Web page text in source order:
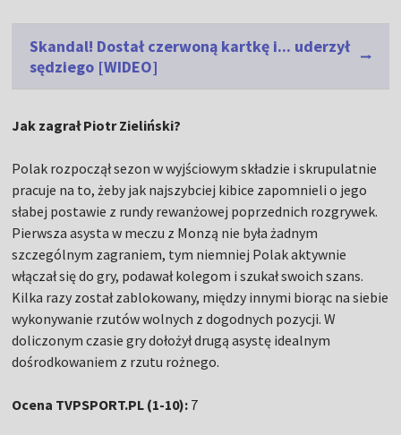
Skandal! Dostał czerwoną kartkę i... uderzył
sędziego [WIDEO]
Jak zagrał Piotr Zieliński?
Polak rozpoczął sezon w wyjściowym składzie i skrupulatnie
pracuje na to, żeby jak najszybciej kibice zapomnieli o jego
słabej postawie z rundy rewanżowej poprzednich rozgrywek.
Pierwsza asysta w meczu z Monzą nie była żadnym
szczególnym zagraniem, tym niemniej Polak aktywnie
włączał się do gry, podawał kolegom i szukał swoich szans.
Kilka razy został zablokowany, między innymi biorąc na siebie
wykonywanie rzutów wolnych z dogodnych pozycji. W
doliczonym czasie gry dołożył drugą asystę idealnym
dośrodkowaniem z rzutu rożnego.
Ocena TVPSPORT.PL (1-10): 7